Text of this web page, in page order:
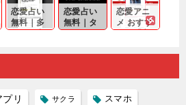
探しをし
たいと...
チャンス
が訪れ...
のであっ
ても…...
恋愛占い
無料｜多
数ある出
プリの内
恋愛占い
無料｜タ
ーゲット
る人に恋
恋愛アニ
メ おすす
め｜「心
雑で素人
プリ サクラ スマホ